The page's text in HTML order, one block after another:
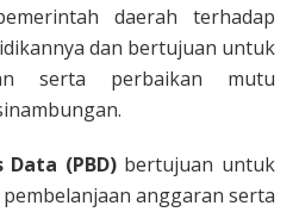
daerah terhadap
dan bertujuan untuk
serta perbaikan mutu
Data (PBD)bertujuan untuk
anggaran serta